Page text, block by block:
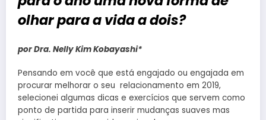
olhar para a vida a dois?
por Dra. Nelly Kim Kobayashi*
Pensando em você que está engajado ou engajada em
procurar melhorar o seu relacionamento em 2019,
selecionei algumas dicas e exercícios que servem como
ponto de partida para inserir mudanças suaves mas